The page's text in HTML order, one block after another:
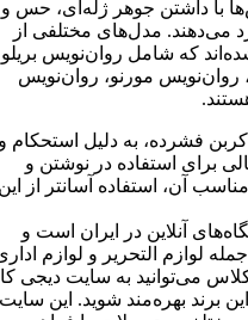
با داشتن جوهر ژله‌ای، حس و
می‌دهند. مدل‌های مختلفی از
که شامل روان‌نویس
روان‌نویس مورنو، روان‌نویس
فشرده، به دلیل استحکام
برای استفاده در نوشتن و
آن، استفاده آسانتر از
آنلاین در ایران است و
لوازم التحریر و لوازم
می‌توانید به سایت دیجی
برند بهره‌مند شوید. این سایت